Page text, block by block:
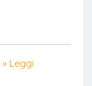
» Leggi